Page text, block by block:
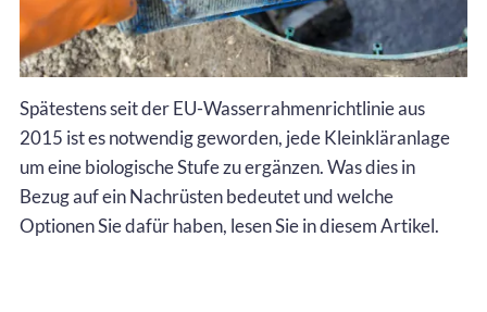
Spätestens seit der EU-Wasserrahmenrichtlinie aus
2015 ist es notwendig geworden, jede Kleinkläranlage
um eine biologische Stufe zu ergänzen. Was dies in
Bezug auf ein Nachrüsten bedeutet und welche
Optionen Sie dafür haben, lesen Sie in diesem Artikel.